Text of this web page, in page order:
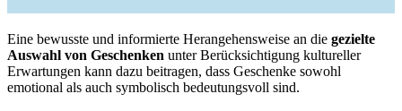
Eine bewusste und informierte Herangehensweise an die gezielte
Auswahl von Geschenken unter Berücksichtigung kultureller
Erwartungen kann dazu beitragen, dass Geschenke sowohl
emotional als auch symbolisch bedeutungsvoll sind.